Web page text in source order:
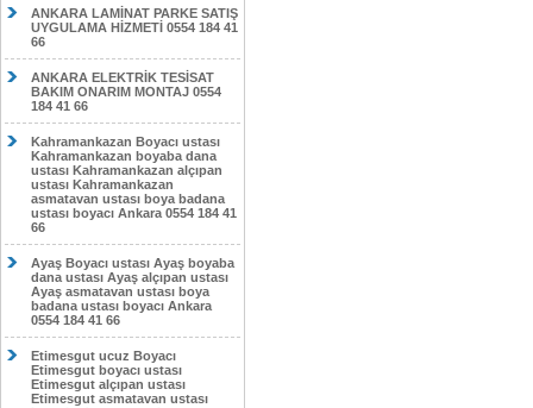
ANKARA LAMİNAT PARKE SATIŞ
UYGULAMA HİZMETİ 0554 184 41
66
ANKARA ELEKTRİK TESİSAT
BAKIM ONARIM MONTAJ 0554
184 41 66
Kahramankazan Boyacı ustası
Kahramankazan boyaba dana
ustası Kahramankazan alçıpan
ustası Kahramankazan
asmatavan ustası boya badana
ustası boyacı Ankara 0554 184 41
66
Ayaş Boyacı ustası Ayaş boyaba
dana ustası Ayaş alçıpan ustası
Ayaş asmatavan ustası boya
badana ustası boyacı Ankara
0554 184 41 66
Etimesgut ucuz Boyacı
Etimesgut boyacı ustası
Etimesgut alçıpan ustası
Etimesgut asmatavan ustası